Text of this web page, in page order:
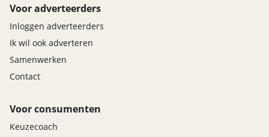
Voor adverteerders
Inloggen adverteerders
Ik wil ook adverteren
Samenwerken
Contact
Voor consumenten
Keuzecoach